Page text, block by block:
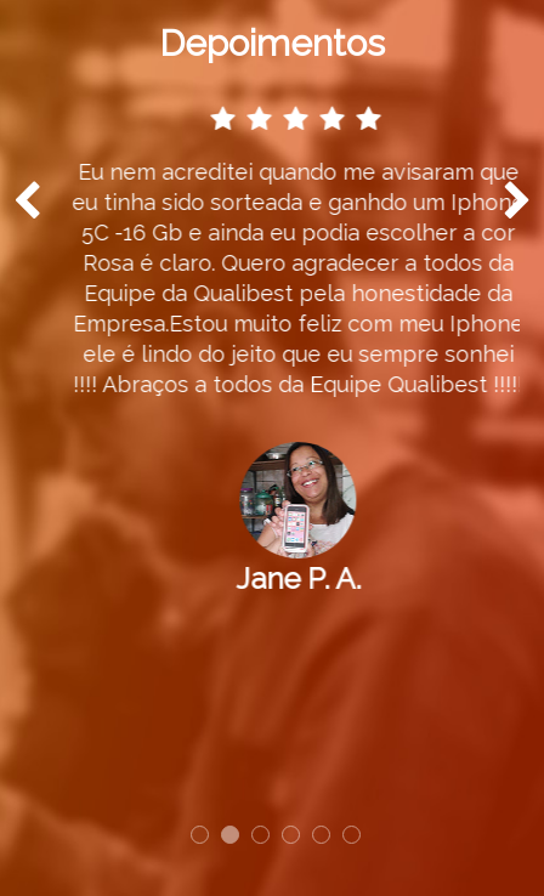
Depoimentos
Eu nem acreditei quando me avisaram que
eu tinha sido sorteada e ganhdo um Iphone
5C -16 Gb e ainda eu podia escolher a cor
Rosa é claro. Quero agradecer a todos da
Equipe da Qualibest pela honestidade da
Empresa.Estou muito feliz com meu Iphone
ele é lindo do jeito que eu sempre sonhei
!!!! Abraços a todos da Equipe Qualibest !!!!!
Jane P. A.
Nossos Números